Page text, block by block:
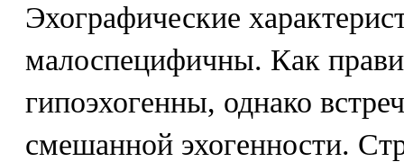
Эхографические
малоспецифичны. Как
гипоэхогенны, однако
смешанной эхогенности.